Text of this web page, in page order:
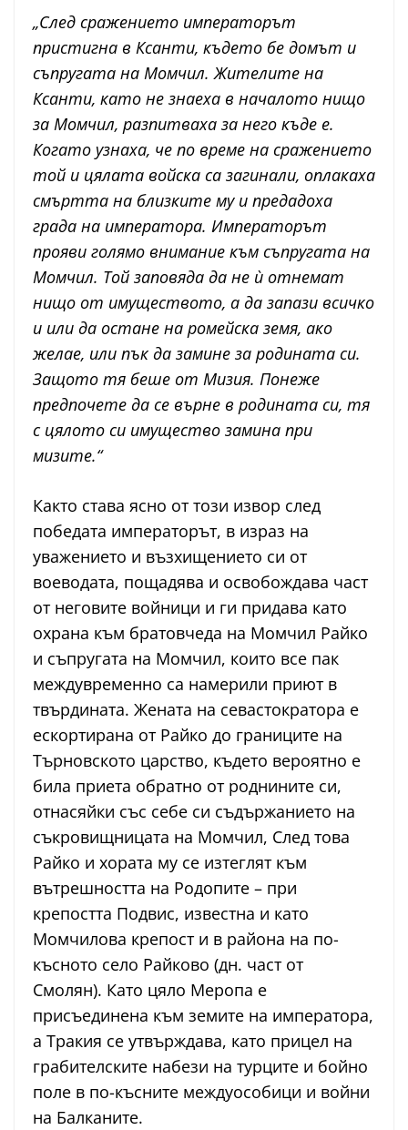
„След сражението императорът
пристигна в Ксанти, където бе домът и
съпругата на Момчил. Жителите на
Ксанти, като не знаеха в началото нищо
за Момчил, разпитваха за него къде е.
Когато узнаха, че по време на сражението
той и цялата войска са загинали, оплакаха
смъртта на близките му и предадоха
града на императора. Императорът
прояви голямо внимание към съпругата на
Момчил. Той заповяда да не ѝ отнемат
нищо от имуществото, а да запази всичко
и или да остане на ромейска земя, ако
желае, или пък да замине за родината си.
Защото тя беше от Мизия. Понеже
предпочете да се върне в родината си, тя
с цялото си имущество замина при
мизите.“
Както става ясно от този извор след
победата императорът, в израз на
уважението и възхищението си от
воеводата, пощадява и освобождава част
от неговите войници и ги придава като
охрана към братовчеда на Момчил Райко
и съпругата на Момчил, които все пак
междувременно са намерили приют в
твърдината. Жената на севастократора е
ескортирана от Райко до границите на
Търновското царство, където вероятно е
била приета обратно от роднините си,
отнасяйки със себе си съдържанието на
съкровищницата на Момчил, След това
Райко и хората му се изтеглят към
вътрешността на Родопите – при
крепостта Подвис, известна и като
Момчилова крепост и в района на по-
късното село Райково (дн. част от
Смолян). Като цяло Меропа е
присъединена към земите на императора,
а Тракия се утвърждава, като прицел на
грабителските набези на турците и бойно
поле в по-късните междуособици и войни
на Балканите.